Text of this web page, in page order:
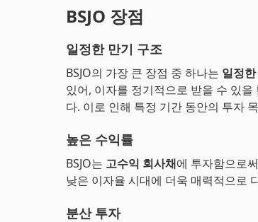
BSJO 장점
일정한 만기 구조
BSJO의 가장 큰 장점 중 하나는 일정
있어, 이자를 정기적으로 받을 수 있
다. 이로 인해 특정 기간 동안의 투자
높은 수익률
BSJO는 고수익 회사채에 투자함으로
낮은 이자율 시대에 더욱 매력적으로
분산 투자